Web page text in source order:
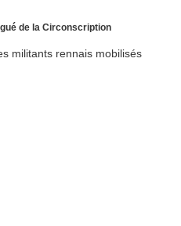
de la Circonscription